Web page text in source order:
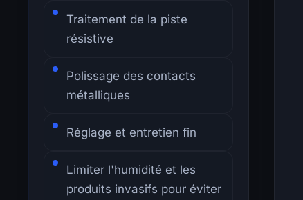
Traitement de la piste
résistive
Polissage des contacts
métalliques
Réglage et entretien fin
Limiter l'humidité et les
produits invasifs pour éviter